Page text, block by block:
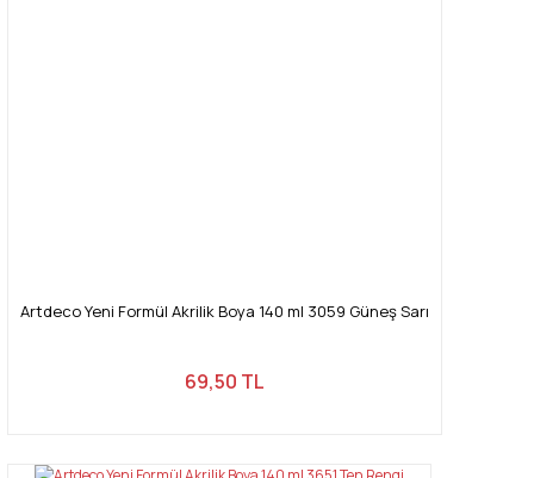
Artdeco Yeni Formül Akrilik Boya 140 ml 3059 Güneş Sarı
69,50 TL